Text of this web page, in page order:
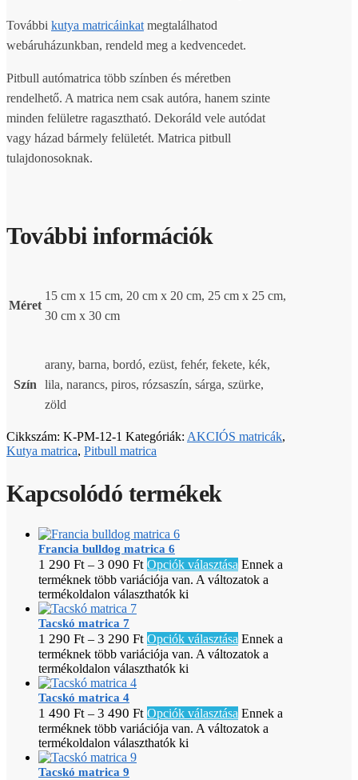
További kutya matricáinkat megtalálhatod
webáruházunkban, rendeld meg a kedvencedet.
Pitbull autómatrica több színben és méretben
rendelhető. A matrica nem csak autóra, hanem szinte
minden felületre ragasztható. Dekoráld vele autódat
vagy házad bármely felületét. Matrica pitbull
tulajdonosoknak.
További információk
Méret
15 cm x 15 cm, 20 cm x 20 cm, 25 cm x 25 cm,
30 cm x 30 cm
Szín
arany, barna, bordó, ezüst, fehér, fekete, kék,
lila, narancs, piros, rózsaszín, sárga, szürke,
zöld
Cikkszám: K-PM-12-1 Kategóriák: AKCIÓS matricák,
Kutya matrica, Pitbull matrica
Kapcsolódó termékek
Francia bulldog matrica 6
1 290 Ft – 3 090 Ft Opciók választása Ennek a
terméknek több variációja van. A változatok a
termékoldalon választhatók ki
Tacskó matrica 7
1 290 Ft – 3 290 Ft Opciók választása Ennek a
terméknek több variációja van. A változatok a
termékoldalon választhatók ki
Tacskó matrica 4
1 490 Ft – 3 490 Ft Opciók választása Ennek a
terméknek több variációja van. A változatok a
termékoldalon választhatók ki
Tacskó matrica 9